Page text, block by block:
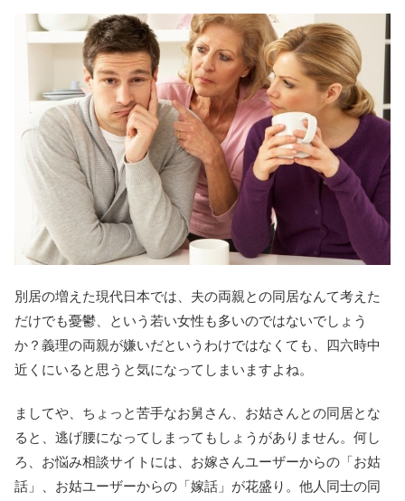
別居の増えた現代日本では、夫の両親との同居なんて考えた
だけでも憂鬱、という若い女性も多いのではないでしょう
か？義理の両親が嫌いだというわけではなくても、四六時中
近くにいると思うと気になってしまいますよね。
ましてや、ちょっと苦手なお舅さん、お姑さんとの同居とな
ると、逃げ腰になってしまってもしょうがありません。何し
ろ、お悩み相談サイトには、お嫁さんユーザーからの「お姑
話」、お姑ユーザーからの「嫁話」が花盛り。他人同士の同